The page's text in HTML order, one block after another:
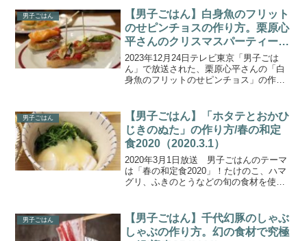
男子ごはん
【男子ごはん】白身魚のフリット
のせピンチョスの作り方。栗原心
平さんのクリスマスパーティーお
つまみ。
2023年12月24日テレビ東京「男子ごは
ん」で放送された、栗原心平さんの「白
身魚のフリットのせピンチョス」の作り
まみ』。料理研究家 栗原心平さんが、ひ
と口サイズで手で...
男子ごはん
【男子ごはん】「ホタテとおかひ
じきのぬた」の作り方/春の和定
食2020（2020.3.1）
2020年3月1日放送 男子ごはんのテーマ
は「春の和定食2020」！たけのこ、ハマ
グリ、ふきのとうなどの旬の食材を使っ
テ”と”おかひじき”を使った「ホタテとお
かひじき...
男子ごはん
【男子ごはん】千代幻豚のしゃぶ
しゃぶの作り方。幻の食材で究極